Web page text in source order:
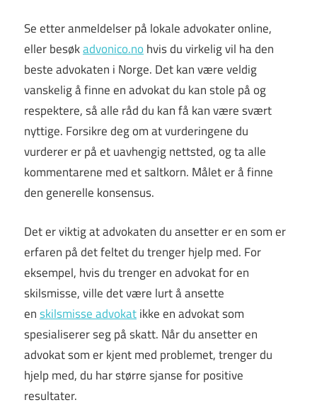
Se etter anmeldelser på lokale advokater online,
eller besøkadvonico.nohvis du virkelig vil ha den
beste advokaten i Norge. Det kan være veldig
vanskelig å finne en advokat du kan stole på og
respektere, så alle råd du kan få kan være svært
nyttige. Forsikre deg om at vurderingene du
vurderer er på et uavhengig nettsted, og ta alle
kommentarene med et saltkorn. Målet er å finne
den generelle konsensus.
Det er viktig at advokaten du ansetter er en som er
erfaren på det feltet du trenger hjelp med. For
eksempel, hvis du trenger en advokat for en
skilsmisse, ville det være lurt å ansette
enskilsmisse advokatikke en advokat som
spesialiserer seg på skatt. Når du ansetter en
advokat som er kjent med problemet, trenger du
hjelp med, du har større sjanse for positive
resultater.